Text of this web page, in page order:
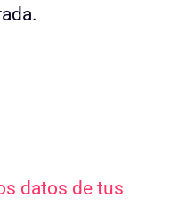
datos de tus